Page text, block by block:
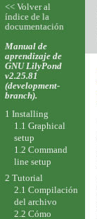
<< Volver al
índice de la
documentación
Manual de
aprendizaje de
GNU LilyPond
v2.25.81
(development-
branch).
1 Installing
1.1 Graphical
setup
1.2 Command
line setup
2 Tutorial
2.1 Compilación
del archivo
2.2 Cómo